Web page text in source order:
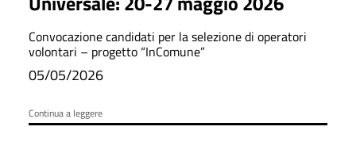
Convocazione candidati per la selezione di operatori
volontari – progetto “InComune”
05/05/2026
Continua a leggere